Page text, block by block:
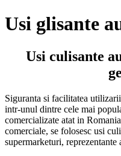
Usi glisante
Usi culisante
Siguranta si facilitatea
intr-unul dintre cele mai
comercializate atat in
comerciale, se folosesc usi
supermarketuri,